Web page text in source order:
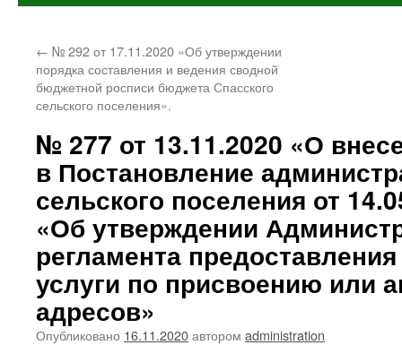
← № 292 от 17.11.2020 «Об утверждении
порядка составления и ведения сводной
бюджетной росписи бюджета Спасского
сельского поселения».
№ 277 от 13.11.2020 «О
в Постановление
сельского поселения от
«Об утверждении
регламента
услуги по присвоению или
адресов»
Опубликовано 16.11.2020автором administration